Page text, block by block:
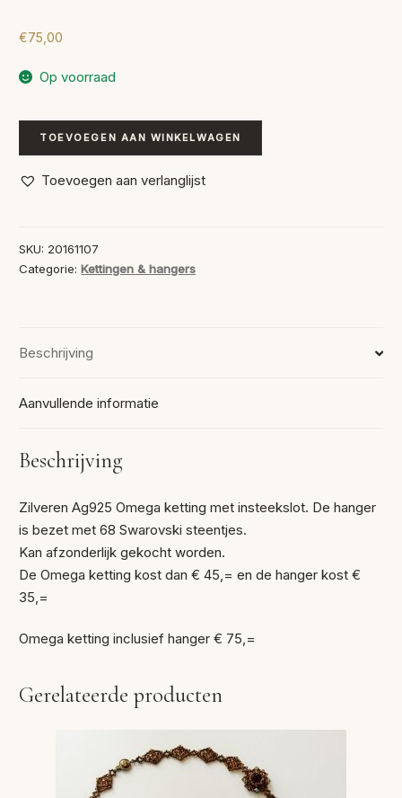
€75,00
Op voorraad
Omega
ketting
met
aantal
TOEVOEGEN AAN WINKELWAGEN
Toevoegen aan verlanglijst
SKU: 20161107
Categorie:Kettingen & hangers
Beschrijving
Aanvullende informatie
Beschrijving
Zilveren Ag925 Omega ketting met insteekslot. De hanger
is bezet met 68 Swarovski steentjes.
Kan afzonderlijk gekocht worden.
De Omega ketting kost dan € 45,= en de hanger kost €
35,=
Omega ketting inclusief hanger € 75,=
Gerelateerde producten